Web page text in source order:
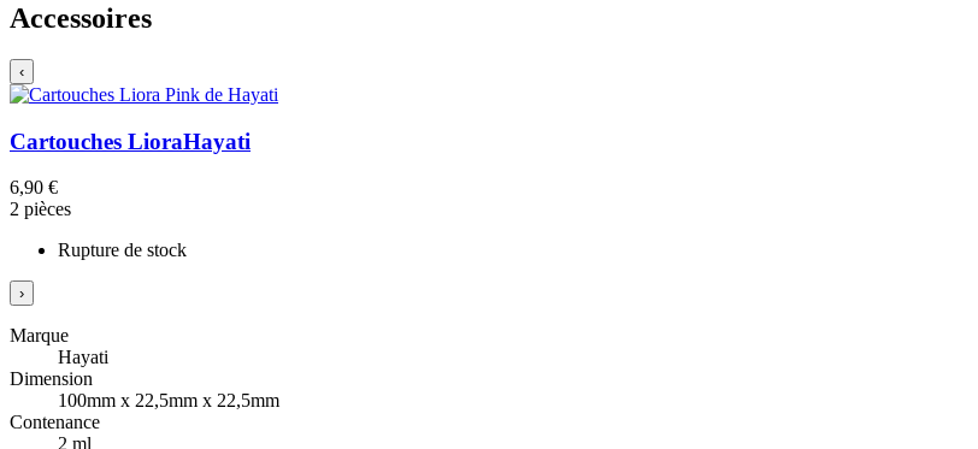
Accessoires
‹
Cartouches LioraHayati
6,90 €
2 pièces
Rupture de stock
›
Marque
Hayati
Dimension
100mm x 22,5mm x 22,5mm
Contenance
2 ml